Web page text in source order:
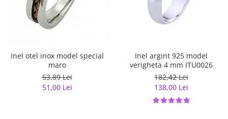
Inel otel inox model special
maro
53,89 Lei
51,00 Lei
Inel argint 925 model
verigheta 4 mm ITU0026
182,42 Lei
138,00 Lei